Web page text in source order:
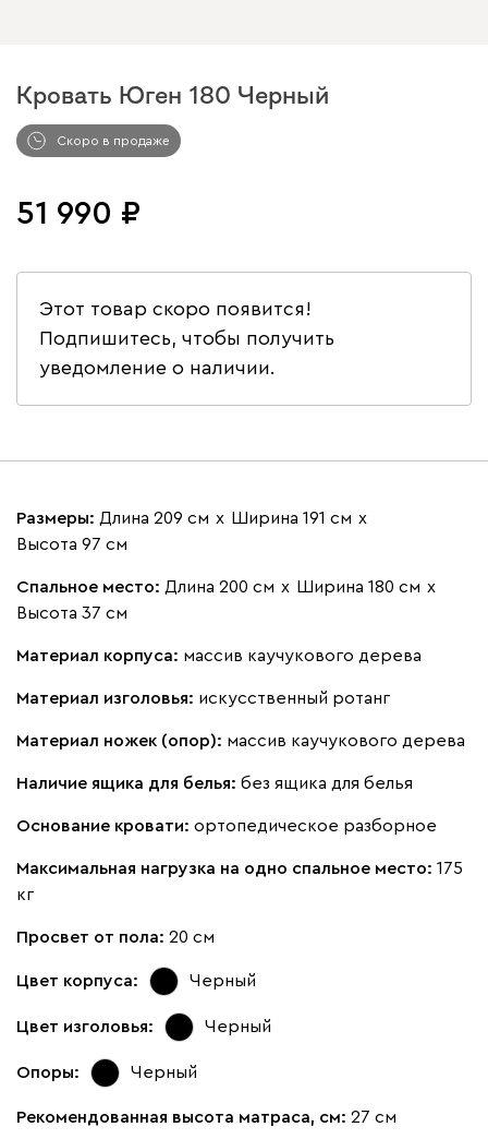
Кровать Юген 180 Черный
Арт. 297381
Скоро в продаже
51 990
Этот товар скоро появится!
Подпишитесь, чтобы получить
уведомление о наличии.
Размеры: Длина 209 см х Ширина 191 см х
Высота 97 см
Спальное место: Длина 200 см х Ширина 180 см х
Высота 37 см
Материал корпуса: массив каучукового дерева
Материал изголовья: искусственный ротанг
Материал ножек (опор): массив каучукового дерева
Наличие ящика для белья: без ящика для белья
Основание кровати: ортопедическое разборное
Максимальная нагрузка на одно спальное место: 175
кг
Просвет от пола: 20 см
Цвет корпуса: Черный
Цвет изголовья: Черный
Опоры: Черный
Рекомендованная высота матраса, см: 27 см